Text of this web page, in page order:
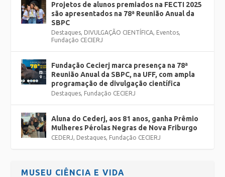
Projetos de alunos premiados na FECTI 2025
são apresentados na 78ª Reunião Anual da
SBPC
Destaques, DIVULGAÇÃO CIENTÍFICA, Eventos,
Fundação CECIERJ
Fundação Cecierj marca presença na 78ª
Reunião Anual da SBPC, na UFF, com ampla
programação de divulgação científica
Destaques, Fundação CECIERJ
Aluna do Cederj, aos 81 anos, ganha Prêmio
Mulheres Pérolas Negras de Nova Friburgo
CEDERJ, Destaques, Fundação CECIERJ
MUSEU CIÊNCIA E VIDA